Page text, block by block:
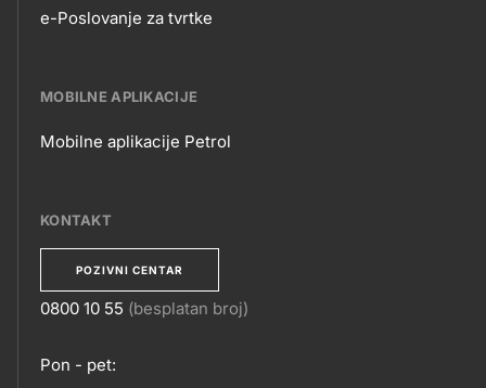
POSLOVANJE
e-Poslovanje za tvrtke
MOBILNE APLIKACIJE
APLIKACIJE
Mobilne aplikacije Petrol
KONTAKT
POZIVNI CENTAR
KONTAKT
0800 10 55 (besplatan broj)
Pon - pet: